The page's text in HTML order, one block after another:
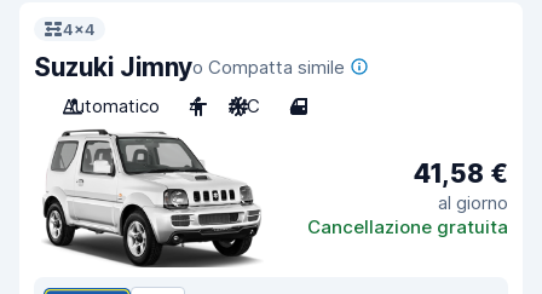
4x4
Suzuki Jimnyo Compatta simile
Automatico
4 A/C 4
41,58 €
al giorno
Cancellazione gratuita